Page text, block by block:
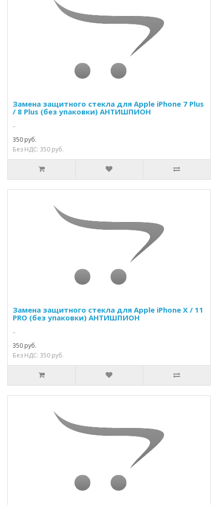
Замена защитного стекла для Apple iPhone 7 Plus
/ 8 Plus (без упаковки) АНТИШПИОН
..
350 руб.
Без НДС: 350 руб.
Замена защитного стекла для Apple iPhone X / 11
PRO (без упаковки) АНТИШПИОН
..
350 руб.
Без НДС: 350 руб.